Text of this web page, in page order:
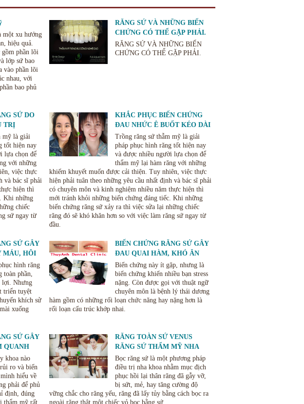
một xu hướng
hiệu quả.
gồm phần lõi
lớp sứ bao
vào phần lõi
nhau, với
bao phủ
RĂNG SỨ VÀ NHỮNG BIẾN
CHỨNG CÓ THỂ GẶP PHẢI.
RĂNG SỨ VÀ NHỮNG BIẾN
CHỨNG CÓ THỂ GẶP PHẢI.
SỨ DO
TRỊ
mỹ là giải
tốt hiện nay
lựa chọn để
với những
việc thực
và bác sĩ phải
hiện thì
Khi những
chiếc
sứ ngay từ
KHẮC PHỤC BIẾN CHỨNG
ĐAU NHỨC Ê BUỐT KÉO DÀI
KHI LÀM RĂNG SỨ
Trồng răng sứ thẫm mỹ là giải
pháp phục hình răng tốt hiện nay
và được nhiều người lựa chọn để
thẩm mỹ lại hàm răng với những
khiếm khuyết muốn được cải thiện. Tuy nhiên, việc thực
hiện phải tuân theo những yêu cầu nhất định và bác sĩ phải
có chuyên môn và kinh nghiệm nhiều năm thực hiện thì
mới tránh khỏi những biến chứng đáng tiếc. Khi những
biến chứng răng sứ xảy ra thì việc sửa lại những chiếc
răng đó sẽ khó khăn hơn so với việc làm răng sứ ngay từ
đầu.
SỨ GÂY
MÁU, HÔI
KHẮC
hình răng
toàn phần,
lợi. Nhưng
triển tuyệt
khích sử
xuống
BIẾN CHỨNG RĂNG SỨ GÂY
ĐAU QUAI HÀM, KHÓ ĂN
NHAI VÀ CÁCH KHẮC PHỤC
Biến chứng này ít gặp, nhưng là
biến chứng khiến nhiều bạn stress
nặng. Còn được gọi với thuật ngữ
chuyên môn là bệnh lý thái dương
hàm gồm có những rối loạn chức năng hay nặng hơn là
rối loạn cấu trúc khớp nhai.
SỨ GÂY
QUANH
RĂNG SỨ
khoa nào
ro và biến
hiểu về
phải để phủ
định, đúng
thẩm mỹ rất
RĂNG TOÀN SỨ VENUS
RĂNG SỨ THẨM MỸ NHA
KHOA THÙY ANH THÁI
NGUYÊN
Bọc răng sứ là một phương pháp
điều trị nha khoa nhằm mục địch
phục hồi lại thân răng đã gẫy vỡ,
bị sứt, mẻ, hay tăng cường độ
vững chắc cho răng yếu, răng đã lấy tủy bằng cách bọc ra
ngoài răng thật một chiếc vỏ bọc bằng sứ.